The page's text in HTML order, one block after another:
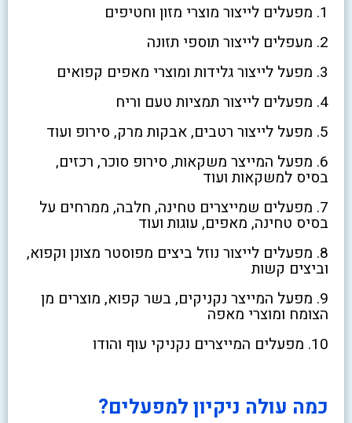
1. מפעלים לייצור מוצרי מזון וחטיפים
2. מעפלים לייצור תוספי תזונה
3. מפעל לייצור גלידות ומוצרי מאפים קפואים
4. מפעלים לייצור תמציות טעם וריח
5. מפעל לייצור רטבים, אבקות מרק, סירופ ועוד
6. מפעל המייצר משקאות, סירופ סוכר, רכזים,
בסיס למשקאות ועוד
7. מפעלים שמייצרים טחינה, חלבה, ממרחים על
בסיס טחינה, מאפים, עוגות ועוד
8. מפעלים לייצור נוזל ביצים מפוסטר מצונן וקפוא,
וביצים קשות
9. מפעל המייצר נקניקים, בשר קפוא, מוצרים מן
הצומח ומוצרי מאפה
10. מפעלים המייצרים נקניקי עוף והודו
כמה עולה ניקיון למפעלים?